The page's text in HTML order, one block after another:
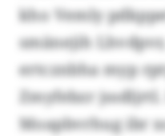
kho Vemly
smänejih
ertcznbha myp
Zmyfebzr
Moapbvrhug ibr